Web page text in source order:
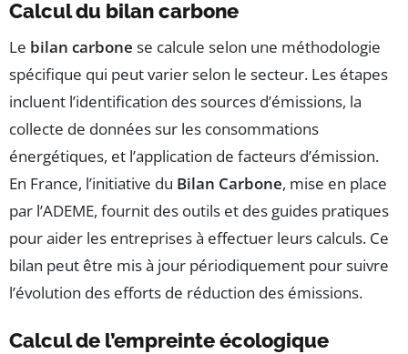
Calcul du bilan carbone
Le bilan carbone se calcule selon une méthodologie
spécifique qui peut varier selon le secteur. Les étapes
incluent l’identification des sources d’émissions, la
collecte de données sur les consommations
énergétiques, et l’application de facteurs d’émission.
En France, l’initiative du Bilan Carbone, mise en place
par l’ADEME, fournit des outils et des guides pratiques
pour aider les entreprises à effectuer leurs calculs. Ce
bilan peut être mis à jour périodiquement pour suivre
l’évolution des efforts de réduction des émissions.
Calcul de l’empreinte écologique